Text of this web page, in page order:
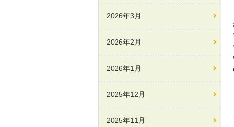
2026年3月
2026年2月
2026年1月
2025年12月
2025年11月